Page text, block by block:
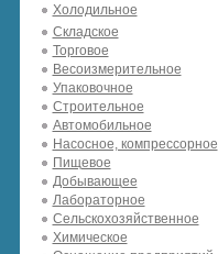
Холодильное
Складское
Торговое
Весоизмерительное
Упаковочное
Строительное
Автомобильное
Насосное, компрессорное
Пищевое
Добывающее
Лабораторное
Сельскохозяйственное
Химическое